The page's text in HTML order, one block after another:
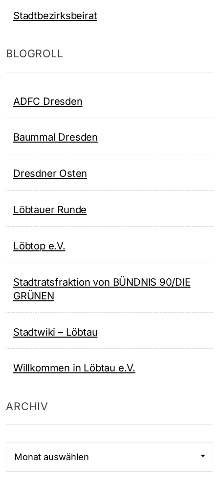
Stadtbezirksbeirat
BLOGROLL
ADFC Dresden
Baummal Dresden
Dresdner Osten
Löbtauer Runde
Löbtop e.V.
Stadtratsfraktion von BÜNDNIS 90/DIE
GRÜNEN
Stadtwiki – Löbtau
Willkommen in Löbtau e.V.
ARCHIV